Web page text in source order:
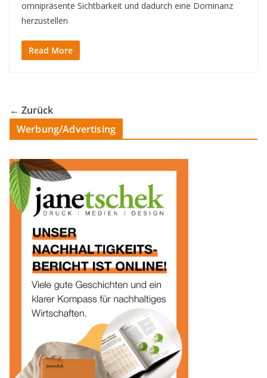
omnipräsente Sichtbarkeit und dadurch eine Dominanz
herzustellen
Read More
← Zurück
Werbung/Advertising